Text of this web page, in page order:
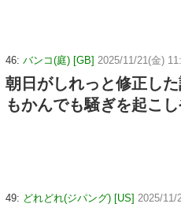
46: バンコ(庭) [GB] 2025/11/21(金)
朝日がしれっと修正し
もかんでも騒ぎを起こし
49: どれどれ(ジパング) [US] 2025/11/